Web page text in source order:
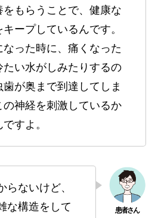
をもらうことで、健康な
ープしているんです。
なった時に、痛くなった
たい水がしみたりするの
歯が奥まで到達してしま
の神経を刺激しているか
すよ。
らないけど、
な構造をして